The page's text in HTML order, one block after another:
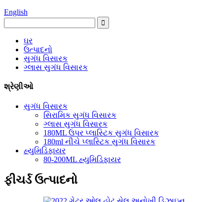
English
ઘર
ઉત્પાદનો
સુગંધ વિસારક
ગ્લાસ સુગંધ વિસારક
શ્રેણીઓ
સુગંધ વિસારક
સિરામિક સુગંધ વિસારક
ગ્લાસ સુગંધ વિસારક
180ML ઉપર પ્લાસ્ટિક સુગંધ વિસારક
180ml નીચે પ્લાસ્ટિક સુગંધ વિસારક
હ્યુમિડિફાયર
80-200ML હ્યુમિડિફાયર
ફીચર્ડ ઉત્પાદનો